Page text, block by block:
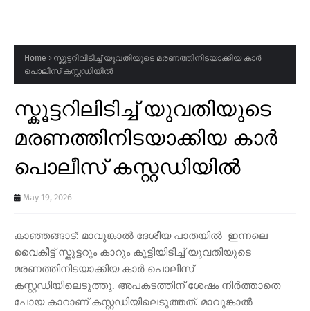
Home
സ്കൂട്ടറിലിടിച്ച് യുവതിയുടെ മരണത്തിനിടയാക്കിയ കാർ
പൊലീസ് കസ്റ്റഡിയിൽ
സ്കൂട്ടറിലിടിച്ച് യുവതിയുടെ
മരണത്തിനിടയാക്കിയ കാർ
പൊലീസ് കസ്റ്റഡിയിൽ
May 19, 2026
കാഞ്ഞങ്ങാട്: മാവുങ്കാൽ ദേശീയ പാതയിൽ ഇന്നലെ
വൈകീട്ട് സ്കൂട്ടറും കാറും കൂട്ടിയിടിച്ച് യുവതിയുടെ
മരണത്തിനിടയാക്കിയ കാർ പൊലീസ്
കസ്റ്റഡിയിലെടുത്തു. അപകടത്തിന് ശേഷം നിർത്താതെ
പോയ കാറാണ് കസ്റ്റഡിയിലെടുത്തത്. മാവുങ്കാൽ